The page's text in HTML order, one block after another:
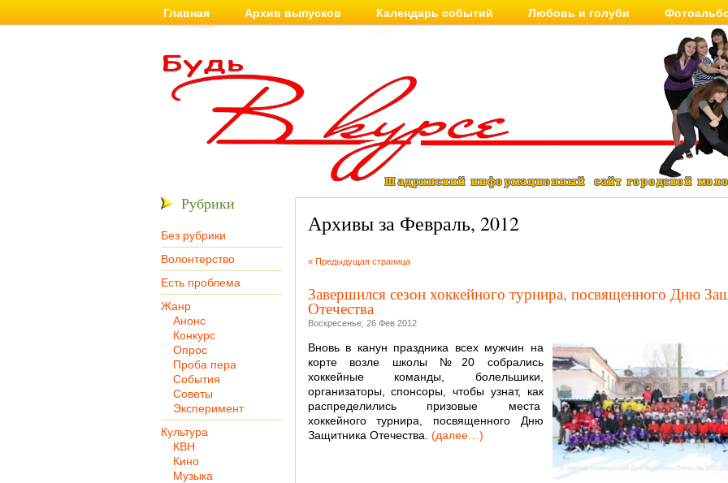
Главная Архив выпусков Календарь событий Любовь и голуби
Рубрики
Без рубрики
Волонтерство
Есть проблема
Жанр
Анонс
Конкурс
Опрос
Проба пера
События
Советы
Эксперимент
Культура
КВН
Кино
Музыка
Архивы за Февраль, 2012
« Предыдущая страница
Завершился сезон хоккейного турнира, посвященного Дню
Отечества
Воскресенье, 26 Фев 2012
Вновь в канун праздника всех мужчин на
корте возле школы №20 собрались
хоккейные команды, болельшики,
организаторы, спонсоры, чтобы узнат, как
распределились призовые места
хоккейного турнира, посвященного Дню
Защитника Отечества. (далее…)